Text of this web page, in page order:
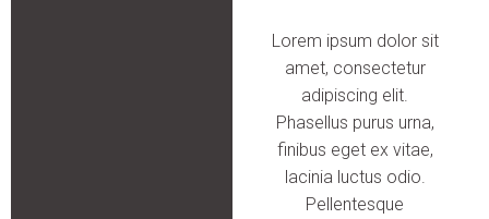
Lorem ipsum dolor sit
amet, consectetur
adipiscing elit.
Phasellus purus urna,
finibus eget ex vitae,
lacinia luctus odio.
Pellentesque